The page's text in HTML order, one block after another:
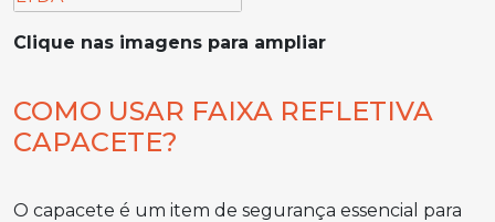
Clique nas imagens para ampliar
COMO USAR FAIXA REFLETIVA
CAPACETE?
O capacete é um item de segurança essencial para